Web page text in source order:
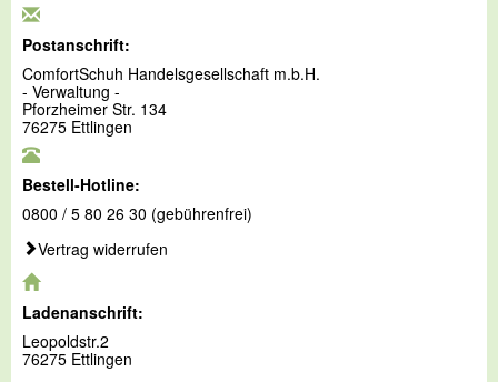
Postanschrift:
ComfortSchuh Handelsgesellschaft m.b.H.
- Verwaltung -
Pforzheimer Str. 134
76275 Ettlingen
Bestell-Hotline:
0800 / 5 80 26 30 (gebührenfrei)
Vertrag widerrufen
Ladenanschrift:
Leopoldstr.2
76275 Ettlingen